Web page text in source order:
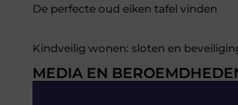
De perfecte oud eiken tafel vinden
Kindveilig wonen: sloten en
MEDIA EN